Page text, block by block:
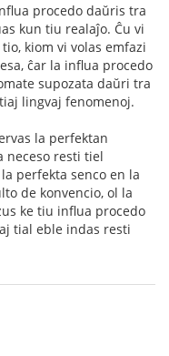
procedo daŭris tra
kun tiu realaĵo. Ĉu vi
kiom vi volas emfazi
ĉar la influa procedo
supozata daŭri tra
lingvaj fenomenoj.
la perfektan
neceso resti tiel
perfekta senco en la
de konvencio, ol la
ke tiu influa procedo
tial eble indas resti